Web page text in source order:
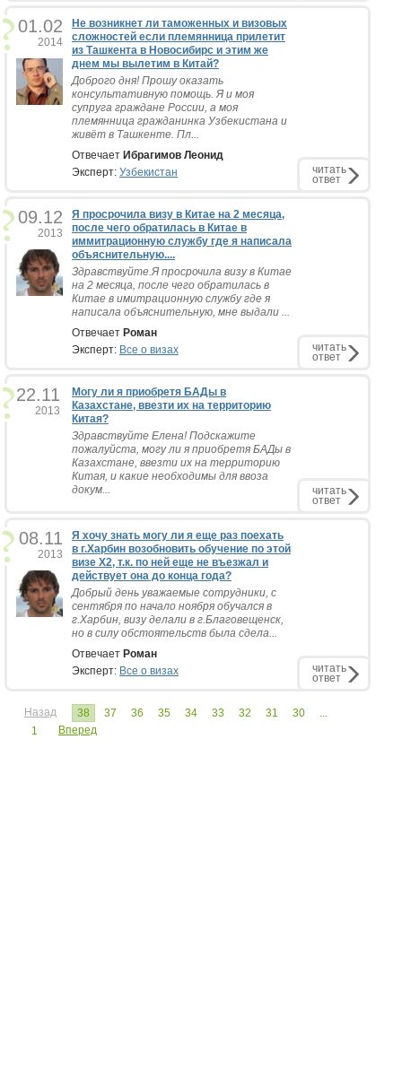
01.02
2014
Не возникнет ли таможенных и визовых
сложностей если племянница прилетит
из Ташкента в Новосибирс и этим же
днем мы вылетим в Китай?
Доброго дня! Прошу оказать
консультативную помощь. Я и моя
супруга граждане России, а моя
племянница гражданинка Узбекистана и
живёт в Ташкенте. Пл...
Отвечает Ибрагимов Леонид
Эксперт: Узбекистан читать
ответ
09.12
2013
Я просрочила визу в Китае на 2 месяца,
после чего обратилась в Китае в
иммитрационную службу где я написала
объяснительную....
Здравствуйте.Я просрочила визу в Китае
на 2 месяца, после чего обратилась в
Китае в имитрационную службу где я
написала объяснительную, мне выдали ...
Отвечает Роман
Эксперт: Все о визах читать
ответ
22.11
2013
Могу ли я приобретя БАДы в
Казахстане, ввезти их на территорию
Китая?
Здравствуйте Елена! Подскажите
пожалуйста, могу ли я приобретя БАДы в
Казахстане, ввезти их на территорию
Китая, и какие необходимы для ввоза
докум...
читать
ответ
08.11
2013
Я хочу знать могу ли я еще раз поехать
в г.Харбин возобновить обучение по этой
визе Х2, т.к. по ней еще не въезжал и
действует она до конца года?
Добрый день уважаемые сотрудники, с
сентября по начало ноября обучался в
г.Харбин, визу делали в г.Благовещенск,
но в силу обстоятельств была сдела...
Отвечает Роман
Эксперт: Все о визах читать
ответ
Назад 38 37 36 35 34 33 32 31 30
...
1
Вперед